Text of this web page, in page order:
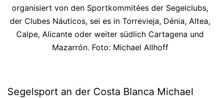
organisiert von den Sportkommitées der Segelclubs,
der Clubes Náuticos, sei es in Torrevieja, Dénia, Altea,
Calpe, Alicante oder weiter südlich Cartagena und
Mazarrón. Foto: Michael Allhoff
Segelsport an der Costa Blanca Michael